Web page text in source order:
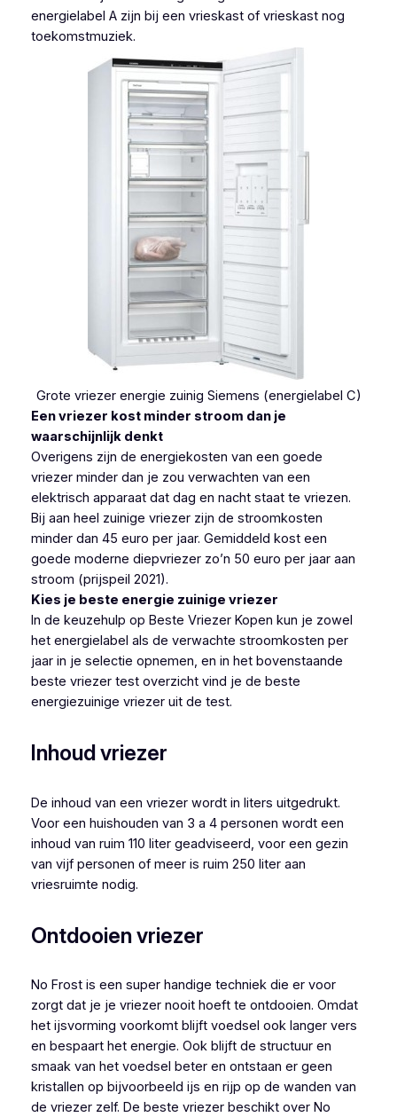
energielabel A zijn bij een vrieskast of vrieskast nog
toekomstmuziek.
Grote vriezer energie zuinig Siemens (energielabel C)
Een vriezer kost minder stroom dan je
waarschijnlijk denkt
Overigens zijn de energiekosten van een goede
vriezer minder dan je zou verwachten van een
elektrisch apparaat dat dag en nacht staat te vriezen.
Bij aan heel zuinige vriezer zijn de stroomkosten
minder dan 45 euro per jaar. Gemiddeld kost een
goede moderne diepvriezer zo’n 50 euro per jaar aan
stroom (prijspeil 2021).
Kies je beste energie zuinige vriezer
In de keuzehulp op Beste Vriezer Kopen kun je zowel
het energielabel als de verwachte stroomkosten per
jaar in je selectie opnemen, en in het bovenstaande
beste vriezer test overzicht vind je de beste
energiezuinige vriezer uit de test.
Inhoud vriezer
De inhoud van een vriezer wordt in liters uitgedrukt.
Voor een huishouden van 3 a 4 personen wordt een
inhoud van ruim 110 liter geadviseerd, voor een gezin
van vijf personen of meer is ruim 250 liter aan
vriesruimte nodig.
Ontdooien vriezer
No Frost is een super handige techniek die er voor
zorgt dat je je vriezer nooit hoeft te ontdooien. Omdat
het ijsvorming voorkomt blijft voedsel ook langer vers
en bespaart het energie. Ook blijft de structuur en
smaak van het voedsel beter en ontstaan er geen
kristallen op bijvoorbeeld ijs en rijp op de wanden van
de vriezer zelf. De beste vriezer beschikt over No